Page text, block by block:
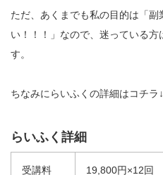
ただ、あくまでも私の目的は「
い！！！」なので、迷っている方
す。
ちなみにらいふくの詳細はコチラ↓
らいふく詳細
受講料 19,800円×12回